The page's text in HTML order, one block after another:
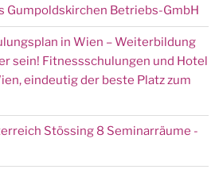
Gumpoldskirchen Betriebs-GmbH
in Wien – Weiterbildung
sein! Fitnessschulungen und Hotel
eindeutig der beste Platz zum
Stössing 8 Seminarräume -